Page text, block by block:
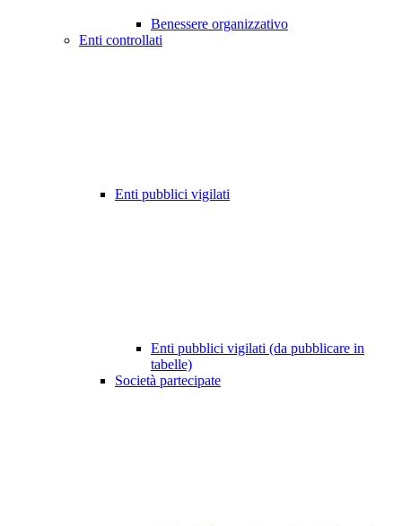
Benessere organizzativo
Enti controllati
Enti pubblici vigilati
Enti pubblici vigilati (da pubblicare in
tabelle)
Società partecipate